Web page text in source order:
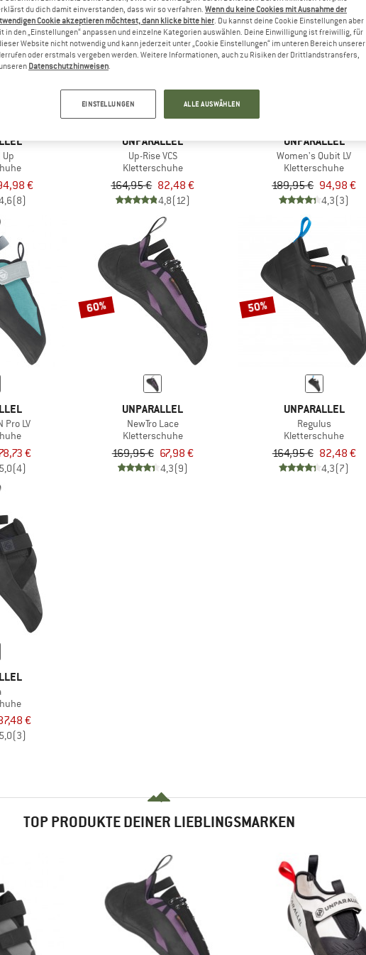
Up
€
(8)
50%
UNPARALLEL
Up-Rise VCS
Kletterschuhe
164,95 € 82,48 €
4,8(12)
50%
UNPARALLEL
Women's Qubit LV
Kletterschuhe
189,95 € 94,98 €
4,3(3)
Pro LV
€
5,0(4)
60%
UNPARALLEL
NewTro Lace
Kletterschuhe
169,95 € 67,98 €
4,3(9)
50%
UNPARALLEL
Regulus
Kletterschuhe
164,95 € 82,48 €
4,3(7)
€
5,0(3)
TOP PRODUKTE DEINER LIEBLINGSMARKEN
du dich damit einverstanden, dass wir so verfahren. Wenn du keine Cookies mit Ausnahme der
Cookie akzeptieren möchtest, dann klicke bitte hier. Du kannst deine Cookie Einstellungen aber
in den „Einstellungen“ anpassen und einzelne Kategorien auswählen. Deine Einwilligung ist freiwillig, für
Website nicht notwendig und kann jederzeit unter „Cookie Einstellungen“ im unteren Bereich unserer
oder erstmals vergeben werden. Weitere Informationen, auch zu Risiken der Drittlandstransfers,
Datenschutzhinweisen.
EINSTELLUNGEN ALLE AUSWÄHLEN